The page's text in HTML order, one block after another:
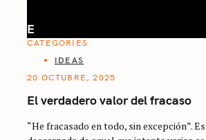
E
CATEGORIES
IDEAS
20 OCTUBRE, 2025
El verdadero valor del fracaso
“He fracasado en todo, sin excepción”.